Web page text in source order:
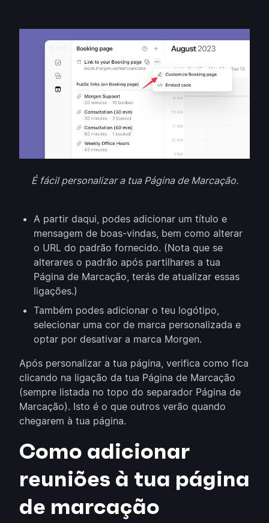
É fácil personalizar a tua Página de Marcação.
A partir daqui, podes adicionar um título e
mensagem de boas-vindas, bem como alterar
o URL do padrão fornecido. (Nota que se
alterares o padrão após partilhares a tua
Página de Marcação, terás de atualizar essas
ligações.)
Também podes adicionar o teu logótipo,
selecionar uma cor de marca personalizada e
optar por desativar a marca Morgen.
Após personalizar a tua página, verifica como fica
clicando na ligação da tua Página de Marcação
(sempre listada no topo do separador Página de
Marcação). Isto é o que outros verão quando
chegarem à tua página.
Como adicionar
reuniões à tua página
de marcação